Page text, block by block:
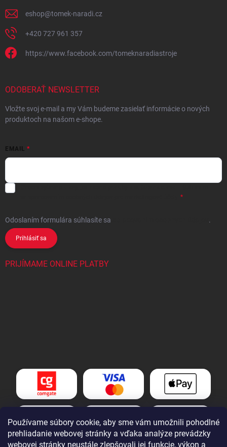
Používame súbory cookie, aby sme vám umožnili pohodlné
prehliadanie webovej stránky a vďaka analýze prevádzky
webovej stránky neustále zlepšovali jej funkcie, výkon a
eshop@tomek-naradi.cz
+420 727 961 357
https://www.facebook.com/tomeknaradiastroje
ODOBERAŤ NEWSLETTER
Vložte svoj e-mail a my Vám budeme zasielať informácie o nových
produktoch na našom e-shope.
EMAIL
Odoslaním formulára súhlasíte sa .
Prihlásiť sa
PRIJÍMAME ONLINE PLATBY